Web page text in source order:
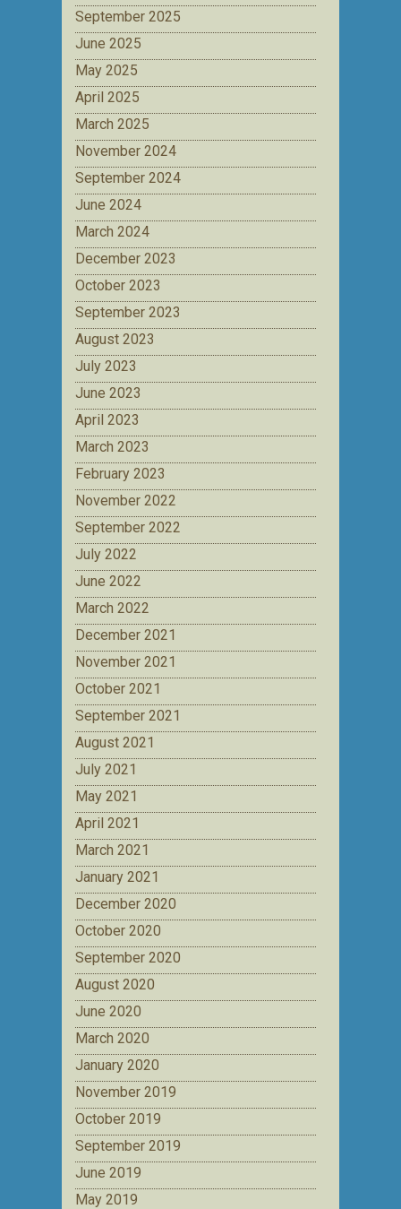
September 2025
June 2025
May 2025
April 2025
March 2025
November 2024
September 2024
June 2024
March 2024
December 2023
October 2023
September 2023
August 2023
July 2023
June 2023
April 2023
March 2023
February 2023
November 2022
September 2022
July 2022
June 2022
March 2022
December 2021
November 2021
October 2021
September 2021
August 2021
July 2021
May 2021
April 2021
March 2021
January 2021
December 2020
October 2020
September 2020
August 2020
June 2020
March 2020
January 2020
November 2019
October 2019
September 2019
June 2019
May 2019